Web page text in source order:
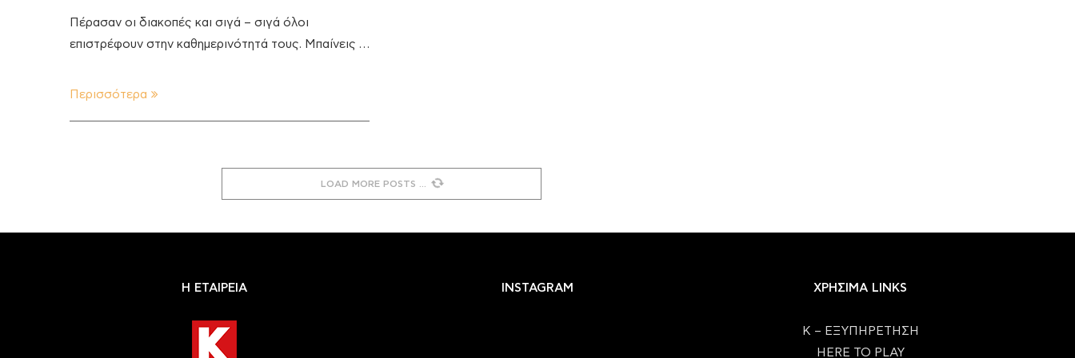
Πέρασαν οι διακοπές και σιγά – σιγά όλοι
επιστρέφουν στην καθημερινότητά τους. Μπαίνεις …
Περισσότερα
LOAD MORE POSTS
Η ΕΤΑΙΡΕΙΑ INSTAGRAM ΧΡΗΣΙΜΑ LINKS
Κ – ΕΞΥΠΗΡΕΤΗΣΗ
HERE TO PLAY